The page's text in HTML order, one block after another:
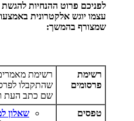
לפניכם פרוט ההנחיות
עצמו יוגש אלקטרונית
שמצורף בהמשך:
רשימת
פרסומים
רשימת
שהתקבלו
שם כתב העת
טפסים
שאלון